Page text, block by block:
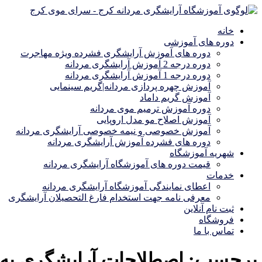
خانه
دوره های آموزشی
دوره های آموزش آرایشگری فشرده ویژه مهاجرت
دوره درجه 2 آموزش آرایشگری مردانه
دوره درجه 1 آموزش آرایشگری مردانه
آموزش چهره پردازی مردانه|گریم سینمایی
آموزش گریم داماد
دوره آموزش ترمیم موی مردانه
آموزش اصلاح مو مدل اروپایی
آموزش خصوصی و نیمه خصوصی آرایشگری مردانه
دوره های فشرده آموزش آرایشگری مردانه
شهریه آموزشگاه
قیمت دوره های آموزشگاه آرایشگری مردانه
خدمات
اعطای نمایندگی آموزشگاه آرایشگری مردانه
معرفی نامه جهت استخدام فارغ التحصیلان آرایشگری
ثبت نام آنلاین
فروشگاه
تماس با ما